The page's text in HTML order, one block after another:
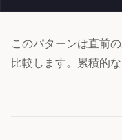
このパターンは直前
比較します。累積的